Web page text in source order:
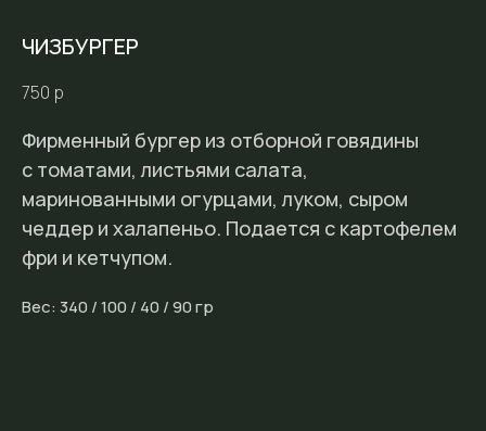
ЧИЗБУРГЕР
750 р
Фирменный бургер из отборной говядины
с томатами, листьями салата,
маринованными огурцами, луком, сыром
чеддер и халапеньо. Подается с картофелем
фри и кетчупом.
Вес: 340 / 100 / 40 / 90 гр